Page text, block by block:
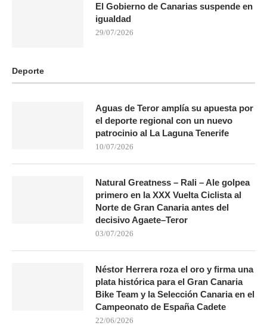
El Gobierno de Canarias suspende en
igualdad
29/07/2026
Deporte
Aguas de Teror amplía su apuesta por
el deporte regional con un nuevo
patrocinio al La Laguna Tenerife
10/07/2026
Natural Greatness – Rali – Ale golpea
primero en la XXX Vuelta Ciclista al
Norte de Gran Canaria antes del
decisivo Agaete–Teror
03/07/2026
Néstor Herrera roza el oro y firma una
plata histórica para el Gran Canaria
Bike Team y la Selección Canaria en el
Campeonato de España Cadete
22/06/2026